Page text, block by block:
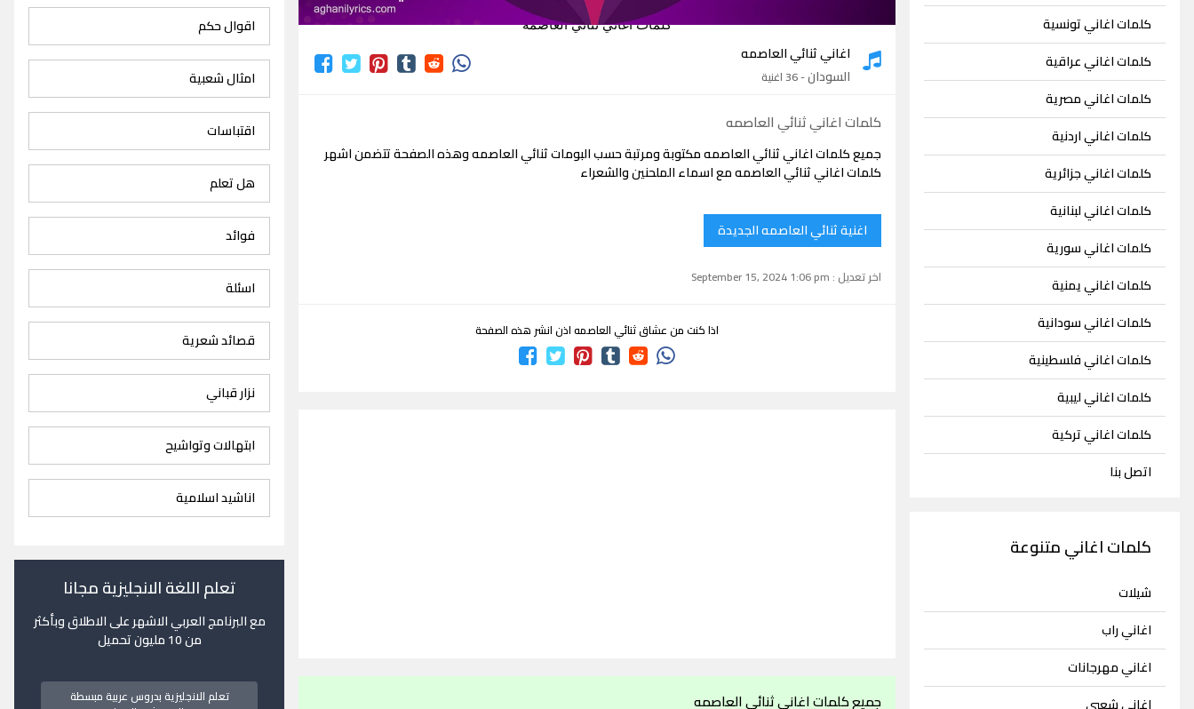
كلمات اغاني تونسية
كلمات اغاني عراقية
كلمات اغاني مصرية
كلمات اغاني اردنية
كلمات اغاني جزائرية
كلمات اغاني لبنانية
كلمات اغاني سورية
كلمات اغاني يمنية
كلمات اغاني سودانية
كلمات اغاني فلسطينية
كلمات اغاني ليبية
كلمات اغاني تركية
اتصل بنا
كلمات اغاني متنوعة
شيلات
اغاني راب
اغاني مهرجانات
كلمات اغاني ثنائي العاصمه
اغاني ثنائي العاصمه
السودان- 36 اغنية
كلمات اغاني ثنائي العاصمه
جميع كلمات اغاني ثنائي العاصمه مكتوبة ومرتبة حسب البومات ثنائي العاصمه وهذه الصفحة تتضمن اشهر
كلمات اغاني ثنائي العاصمه مع اسماء الملحنين والشعراء
اغنية ثنائي العاصمه الجديدة
اخر تعديل : September 15, 2024 1:06 pm
اذا كنت من عشاق ثنائي العاصمه اذن انشر هذه الصفحة
جميع كلمات اغاني ثنائي العاصمه
اقوال حكم
امثال شعبية
اقتباسات
هل تعلم
فوائد
اسئلة
قصائد شعرية
نزار قباني
ابتهالات وتواشيح
اناشيد اسلامية
تعلم اللغة الانجليزية مجانا
مع البرنامج العربي الاشهر على الاطلاق وبأكثر
من 10 مليون تحميل
تعلم الانجليزية بدروس عربية مبسطة